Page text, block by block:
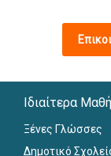
Ιδιαίτερα
Ξένες Γλώσσες
Δημοτικό